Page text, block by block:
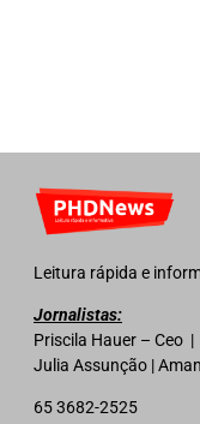
Leitura rápida e
Jornalistas:
Priscila Hauer – Ceo
Julia Assunção |
65 3682-2525